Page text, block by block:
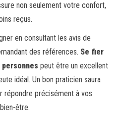
non seulement votre confort,
reçus.
en consultant les avis de
des références. Se fier
personnes peut être un excellent
idéal. Un bon praticien saura
répondre précisément à vos
être.